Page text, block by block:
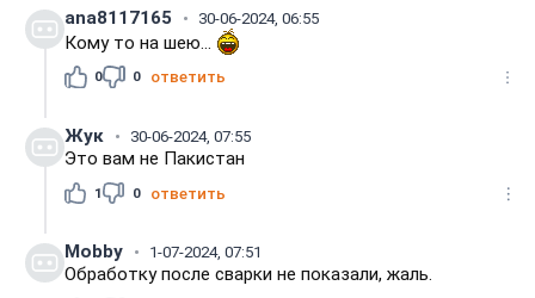
ana8117165 30-06-2024, 06:55
Кому то на шею...
0 0 ответить
Жук 30-06-2024, 07:55
Это вам не Пакистан
1 0 ответить
Mobby 1-07-2024, 07:51
Обработку после сварки не показали, жаль.